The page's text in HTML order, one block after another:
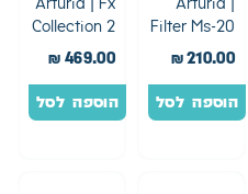
Filter Ms-20
₪210.00
הוספה לסל
Collection 2
₪ 469.00
הוספה לסל